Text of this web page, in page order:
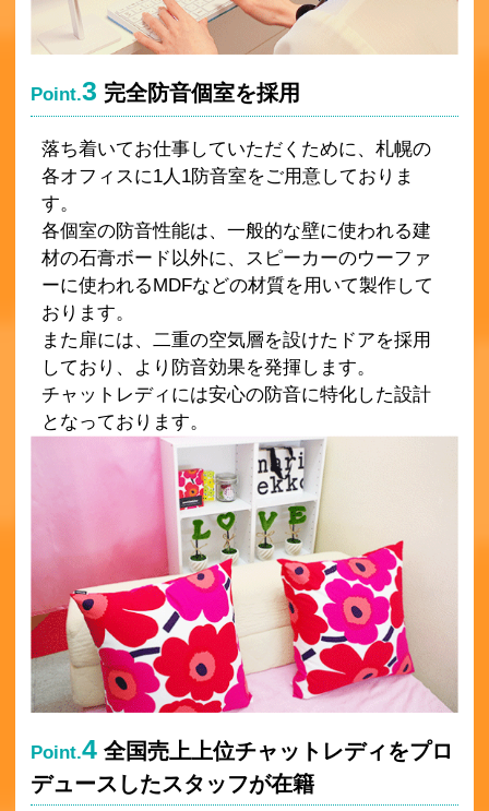
Point.3 完全防音個室を採用
落ち着いてお仕事していただくために、札幌の
各オフィスに1人1防音室をご用意しておりま
す。
各個室の防音性能は、一般的な壁に使われる建
材の石膏ボード以外に、スピーカーのウーファ
ーに使われるMDFなどの材質を用いて製作して
おります。
また扉には、二重の空気層を設けたドアを採用
しており、より防音効果を発揮します。
チャットレディには安心の防音に特化した設計
となっております。
Point.4 全国売上上位チャットレディをプロ
デュースしたスタッフが在籍